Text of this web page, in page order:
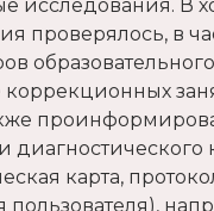
исследования. В
проверялось, в
диагностического
карта,
пользователя),